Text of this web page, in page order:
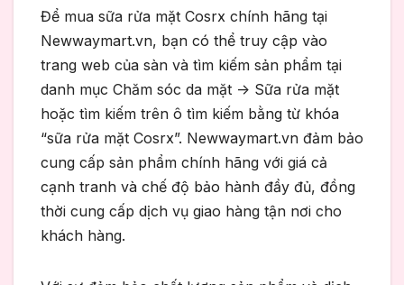
Để mua sữa rửa mặt Cosrx chính hãng tại
Newwaymart.vn, bạn có thể truy cập vào
trang web của sàn và tìm kiếm sản phẩm tại
danh mục Chăm sóc da mặt -> Sữa rửa mặt
hoặc tìm kiếm trên ô tìm kiếm bằng từ khóa
“sữa rửa mặt Cosrx”. Newwaymart.vn đảm bảo
cung cấp sản phẩm chính hãng với giá cả
cạnh tranh và chế độ bảo hành đầy đủ, đồng
thời cung cấp dịch vụ giao hàng tận nơi cho
khách hàng.